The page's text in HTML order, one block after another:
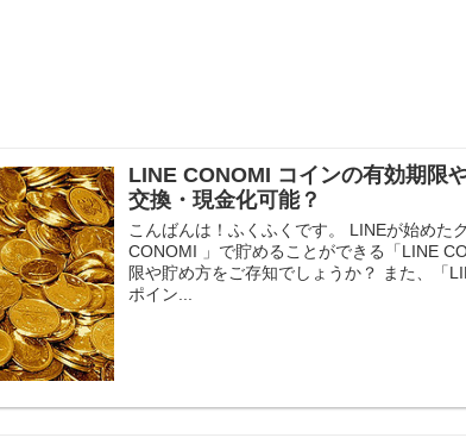
LINE CONOMI コインの有効期限
交換・現金化可能？
こんばんは！ふくふくです。 LINEが始めた
CONOMI 」で貯めることができる「LINE
限や貯め方をご存知でしょうか？ また、「
ポイン...